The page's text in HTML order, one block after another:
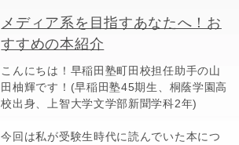
メディア系を目指すあなたへ！お
すすめの本紹介
こんにちは！早稲田塾町田校担任助手の山
田柚輝です！(早稲田塾45期生、桐蔭学園高
校出身、上智大学文学部新聞学科2年)
今回は私が受験生時代に読んでいた本につ